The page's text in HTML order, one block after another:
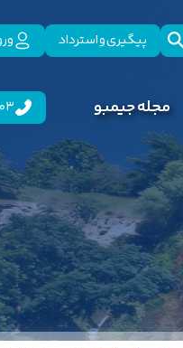
پیگیری و استرداد
مجله جیمبو